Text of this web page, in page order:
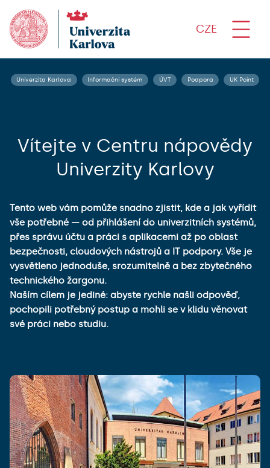
CZE
Univerzita Karlova Informační systém ÚVT Podpora UK Point
Vítejte v Centru nápovědy
Univerzity Karlovy
Tento web vám pomůže snadno zjistit, kde a jak vyřídit
vše potřebné — od přihlášení do univerzitních systémů,
přes správu účtu a práci s aplikacemi až po oblast
bezpečnosti, cloudových nástrojů a IT podpory. Vše je
vysvětleno jednoduše, srozumitelně a bez zbytečného
technického žargonu.
Naším cílem je jediné: abyste rychle našli odpověď,
pochopili potřebný postup a mohli se v klidu věnovat
své práci nebo studiu.